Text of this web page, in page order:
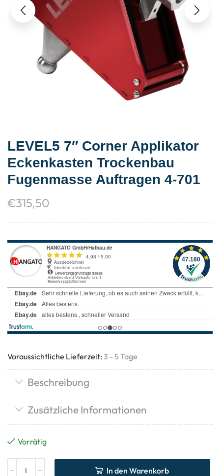
LEVEL5 7″ Corner Applikator
Eckenkasten Trockenbau
Fugenmasse Auftragen 4-701
€315,50
Voraussichtliche Lieferzeit: 3 - 5 Tage
Beschreibung
Zusätzliche Informationen
Vorrätig
In den Warenkorb